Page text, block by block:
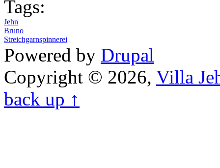
Tags:
Jehn
Bruno
Streichgarnspinnerei
Powered by Drupal
Copyright © 2026, Villa
back up ↑